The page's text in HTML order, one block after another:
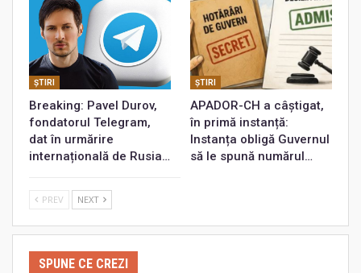
ŞTIRI
Breaking: Pavel Durov,
fondatorul Telegram,
dat în urmărire
internațională de Rusia…
ŞTIRI
APADOR-CH a câștigat,
în primă instanță:
Instanța obligă Guvernul
să le spună numărul…
PREV NEXT
SPUNE CE CREZI